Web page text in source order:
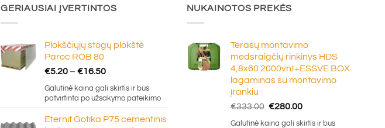
GERIAUSIAI ĮVERTINTOS
Plokščiųjų stogų plokštė
Paroc ROB 80
€5.20 – €16.50Price
range:
€5.20
€16.50
Galutinė kaina gali skirtis ir bus
patvirtinta po užsakymo pateikimo
Eternit Gotika P75 cementinis
NUKAINOTOS PREKĖS
Terasų montavimo
medsraigčių rinkinys HDS
4,8x60 2000vnt+ESSVE BOX
lagaminas su montavimo
įrankiu
€333.00 Original
price
€280.00Current
price
Galutinė kaina gali skirtis ir bus